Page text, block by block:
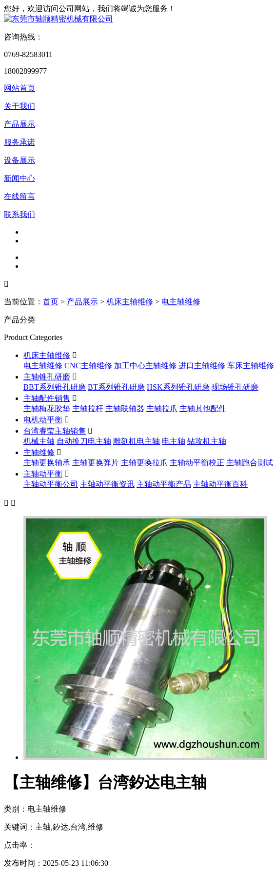
您好，欢迎访问公司网站，我们将竭诚为您服务！
咨询热线：
0769-82583011
18002899977
网站首页
关于我们
产品展示
服务承诺
设备展示
新闻中心
在线留言
联系我们

当前位置： 首页 > 产品展示 > 机床主轴维修 > 电主轴维修
产品分类
Product Categories
机床主轴维修 
电主轴维修 CNC主轴维修 加工中心主轴维修 进口主轴维修 车床主轴维修
主轴锥孔研磨 
BBT系列锥孔研磨 BT系列锥孔研磨 HSK系列锥孔研磨 现场锥孔研磨
主轴配件销售 
主轴梅花胶垫 主轴拉杆 主轴联轴器 主轴拉爪 主轴其他配件
电机动平衡 
台湾睿莹主轴销售 
机械主轴 自动换刀电主轴 雕刻机电主轴 电主轴 钻攻机主轴
主轴维修 
主轴更换轴承 主轴更换弹片 主轴更换拉爪 主轴动平衡校正 主轴跑合测试
主轴动平衡 
主轴动平衡公司 主轴动平衡资讯 主轴动平衡产品 主轴动平衡百科
 
【主轴维修】台湾釸达电主轴
类别：电主轴维修
关键词：主轴,釸达,台湾,维修
点击率：
发布时间：2025-05-23 11:06:30